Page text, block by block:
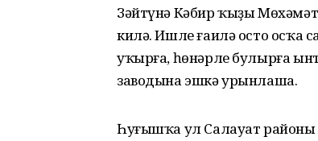
Зәйтүнә Кәбир ҡыҙы
килә. Ишле ғаилә осто осҡа
уҡырға, һөнәрле булырға
заводына эшкә урынлаша.
Һуғышҡа ул Салауат районы